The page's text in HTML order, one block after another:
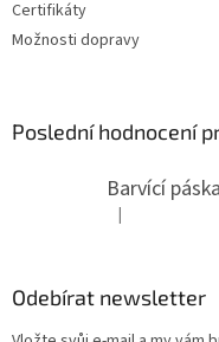
Certifikáty
Možnosti dopravy
Poslední hodnocení
Hodnocení
|
Odebírat newsletter